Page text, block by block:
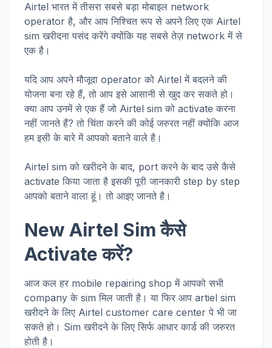
Airtel भारत में तीसरा सबसे बड़ा मोबाइल network
operator है, और आप निश्चित रूप से अपने लिए एक Airtel
sim खरीदना पसंद करेंगे क्योंकि यह सबसे तेज़ network में से
एक है।
यदि आप अपने मौजूदा operator को Airtel में बदलने की
योजना बना रहे हैं, तो आप इसे आसानी से खुद कर सकते हो।
क्या आप उनमें से एक हैं जो Airtel sim को activate करना
नहीं जानते हैं? तो चिंता करने की कोई जरुरत नहीं क्योंकि आज
हम इसी के बारे में आपको बताने वाले है।
Airtel sim को खरीदने के बाद, port करने के बाद उसे कैसे
activate किया जाता है इसकी पूरी जानकारी step by step
आपको बताने वाला हूं। तो आइए जानते है।
New Airtel Sim कैसे
Activate करें?
आज कल हर mobile repairing shop में आपको सभी
company के sim मिल जाती है। या फिर आप artiel sim
खरीदने के लिए Airtel customer care center पे भी जा
सकते हो। Sim खरीदने के लिए सिर्फ आधार कार्ड की जरुरत
होती है।